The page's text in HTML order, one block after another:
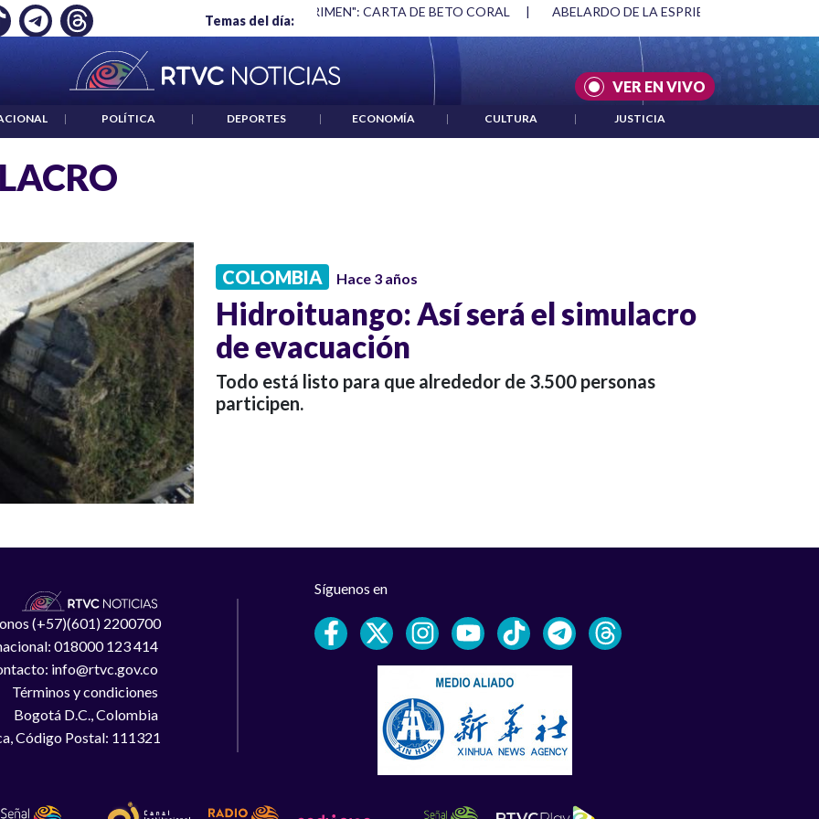
Temas del día:
EMPLEO: JP MORGAN "HABLAR NO ES UN CRIMEN": CARTA DE BETO CORAL | ABELARDO DE LA ESPRIELLA Y DMG
VER EN VIVO
| POLÍTICA | DEPORTES | ECONOMÍA | CULTURA | JUSTICIA
COLOMBIA Hace 3 años
Hidroituango: Así será el simulacro
de evacuación
Todo está listo para que alrededor de 3.500 personas
participen.
(+57)(601) 2200700
018000 123 414
info@rtvc.gov.co
Términos y condiciones
Bogotá D.C., Colombia
Código Postal: 111321
Síguenos en